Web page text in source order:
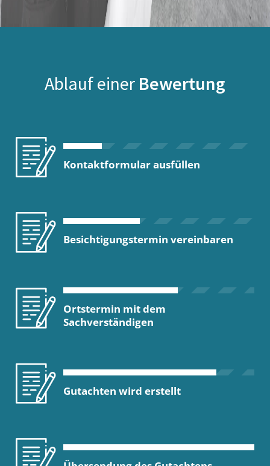
Ablauf einer Bewertung
Kontaktformular ausfüllen
Besichtigungstermin vereinbaren
Ortstermin mit dem
Sachverständigen
Gutachten wird erstellt